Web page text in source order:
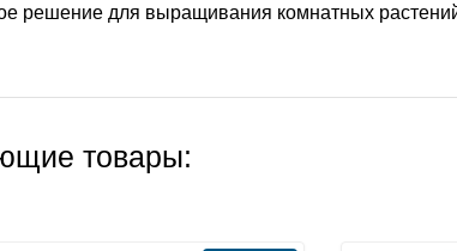
решение для выращивания комнатных
товары: